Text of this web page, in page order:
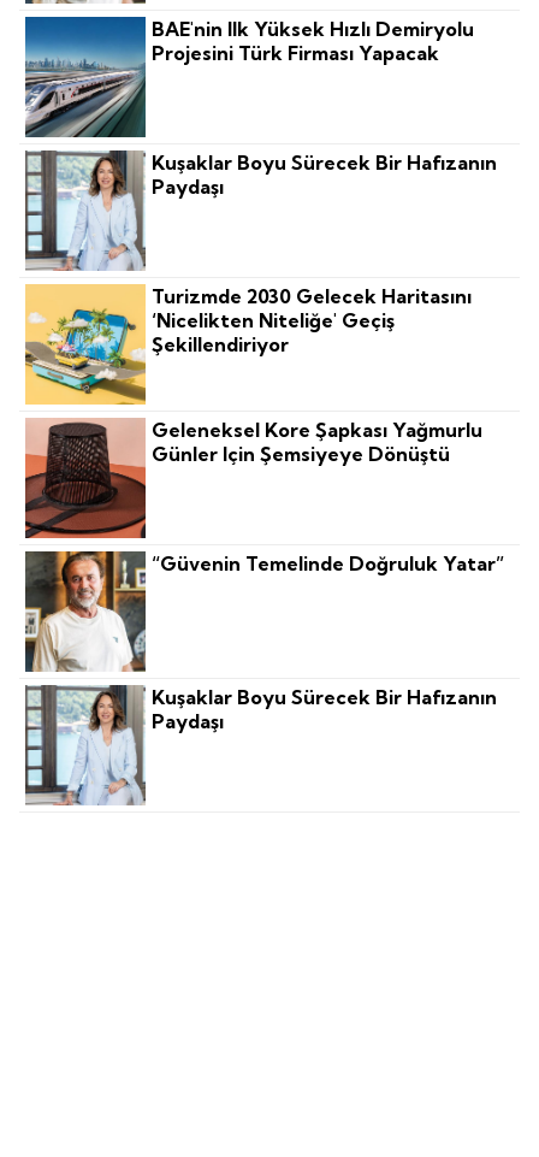
BAE'nin Ilk Yüksek Hızlı Demiryolu
Projesini Türk Firması Yapacak
Kuşaklar Boyu Sürecek Bir Hafızanın
Paydaşı
Turizmde 2030 Gelecek Haritasını
‘nicelikten Niteliğe' Geçiş
Şekillendiriyor
Geleneksel Kore Şapkası Yağmurlu
Günler Için Şemsiyeye Dönüştü
“Güvenin Temelinde Doğruluk Yatar”
Kuşaklar Boyu Sürecek Bir Hafızanın
Paydaşı